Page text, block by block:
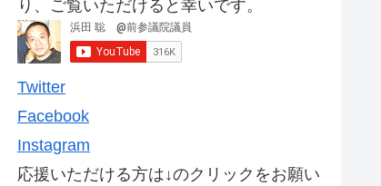
り、ご覧いただけると幸いです。
Twitter
Facebook
Instagram
応援いただける方は↓のクリックをお願い